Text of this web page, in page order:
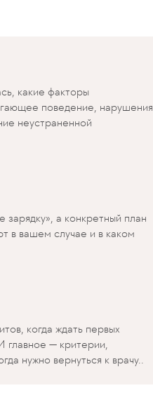
какие факторы
поведение, нарушения
неустраненной
а конкретный план
в вашем случае и в каком
когда ждать первых
главное — критерии,
нужно вернуться к врачу..